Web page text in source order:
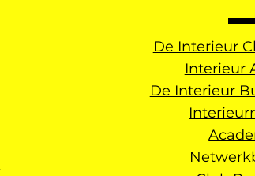
De Interieur
Interieur
De Interieur